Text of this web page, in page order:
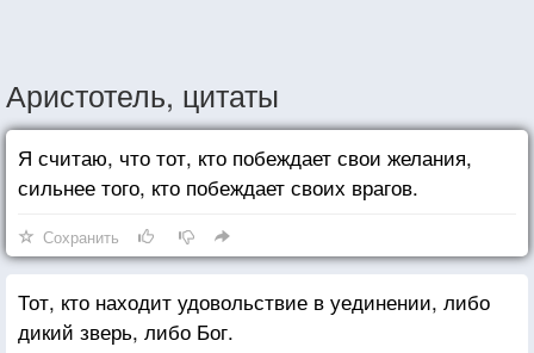
Аристотель, цитаты
Я считаю, что тот, кто побеждает свои желания,
сильнее того, кто побеждает своих врагов.
Сохранить
Тот, кто находит удовольствие в уединении, либо
дикий зверь, либо Бог.